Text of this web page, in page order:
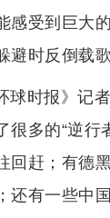
感受到巨大
时反倒载歌
球时报》记
很多的“逆
回赶；有德
还有一些中